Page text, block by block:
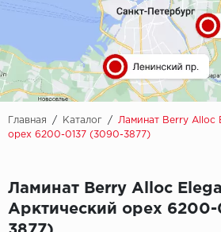
Ламинат
Ковролин
Линолеум
Паркет
Плинтус
Подложка
Главная / Каталог /
Ламинат Berry Alloc
орех 6200-0137 (3090-3877)
Ламинат Berry Alloc
Арктический орех